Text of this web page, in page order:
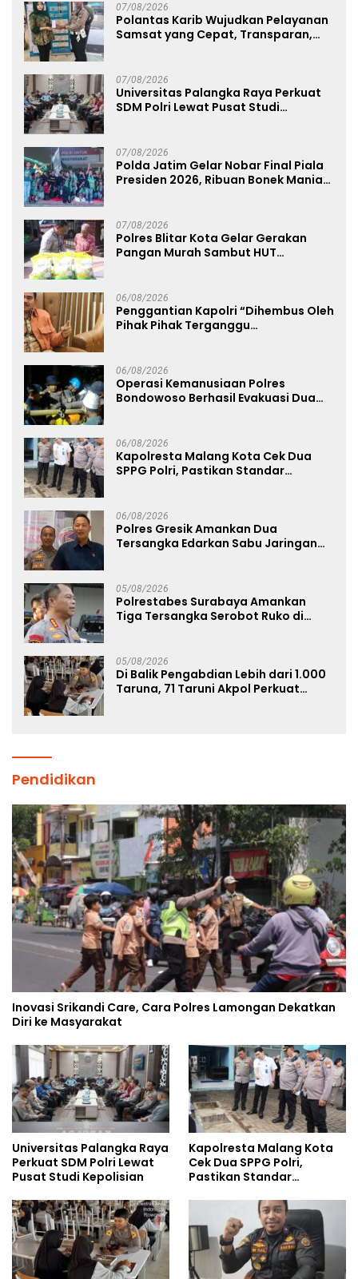
07/08/2026
Polantas Karib Wujudkan Pelayanan
Samsat yang Cepat, Transparan,
07/08/2026
Universitas Palangka Raya Perkuat
SDM Polri Lewat Pusat Studi
07/08/2026
Polda Jatim Gelar Nobar Final Piala
Presiden 2026, Ribuan Bonek Mania
07/08/2026
Polres Blitar Kota Gelar Gerakan
Pangan Murah Sambut HUT
06/08/2026
Penggantian Kapolri “Dihembus Oleh
Pihak Pihak Terganggu
06/08/2026
Operasi Kemanusiaan Polres
Bondowoso Berhasil Evakuasi Dua
06/08/2026
Kapolresta Malang Kota Cek Dua
SPPG Polri, Pastikan Standar
06/08/2026
Polres Gresik Amankan Dua
Tersangka Edarkan Sabu Jaringan
05/08/2026
Polrestabes Surabaya Amankan
Tiga Tersangka Serobot Ruko di
05/08/2026
Di Balik Pengabdian Lebih dari 1.000
Taruna, 71 Taruni Akpol Perkuat
Pendidikan
Inovasi Srikandi Care, Cara Polres Lamongan Dekatkan
Diri ke Masyarakat
Universitas Palangka Raya
Perkuat SDM Polri Lewat
Pusat Studi Kepolisian
Kapolresta Malang Kota
Cek Dua SPPG Polri,
Pastikan Standar
Pengelolaan Limbah
Berjalan Optimal